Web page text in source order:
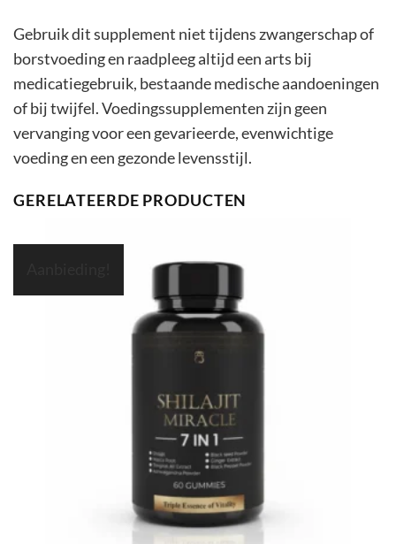
Gebruik dit supplement niet tijdens zwangerschap of
borstvoeding en raadpleeg altijd een arts bij
medicatiegebruik, bestaande medische aandoeningen
of bij twijfel. Voedingssupplementen zijn geen
vervanging voor een gevarieerde, evenwichtige
voeding en een gezonde levensstijl.
GERELATEERDE PRODUCTEN